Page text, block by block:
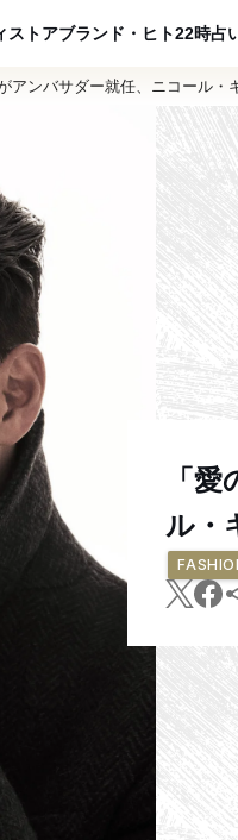
ストアブランド・ヒト22時占
アンバサダー就任、ニコール
「
ル・